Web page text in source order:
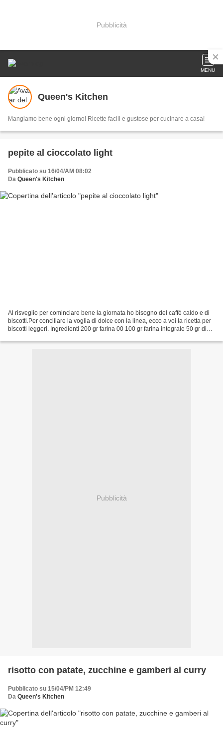
Pubblicità
MENU
Queen's Kitchen
Mangiamo bene ogni giorno! Ricette facili e gustose per cucinare a casa!
pepite al cioccolato light
Pubblicato su 16/04/AM 08:02
Da Queen's Kitchen
Al risveglio per cominciare bene la giornata ho bisogno del caffè caldo e di
biscotti.Per conciliare la voglia di dolce con la linea, ecco a voi la ricetta per
biscotti leggeri. Ingredienti 200 gr farina 00 100 gr farina integrale 50 gr di
Pubblicità
risotto con patate, zucchine e gamberi al curry
Pubblicato su 15/04/PM 12:49
Da Queen's Kitchen